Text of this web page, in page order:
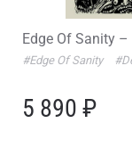
Edge Of Sanity –
#Edge Of Sanity
5 890 ₽